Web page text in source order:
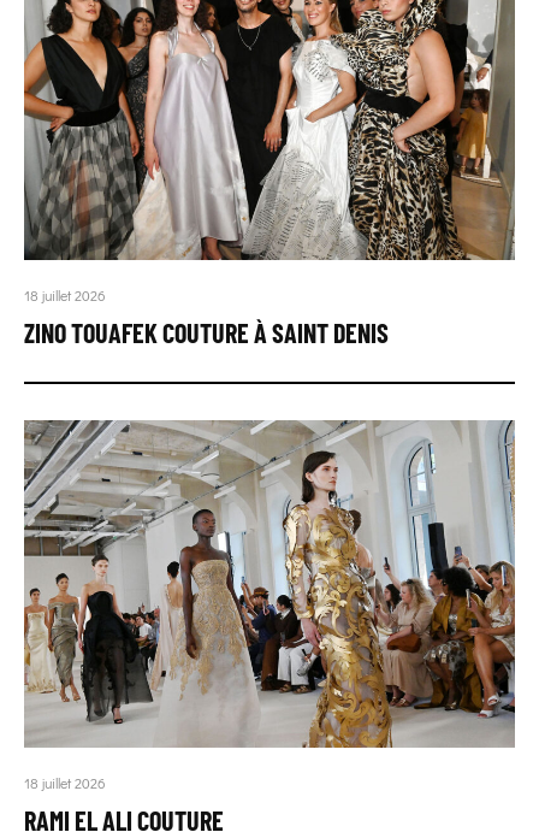
18 juillet 2026
ZINO TOUAFEK COUTURE À SAINT DENIS
18 juillet 2026
RAMI EL ALI COUTURE